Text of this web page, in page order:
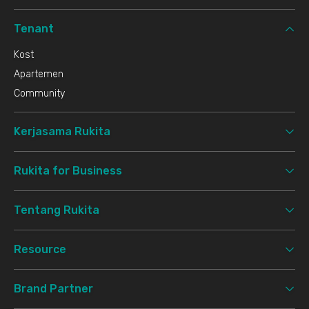
Tenant
Kost
Apartemen
Community
Kerjasama Rukita
Rukita for Business
Tentang Rukita
Resource
Brand Partner